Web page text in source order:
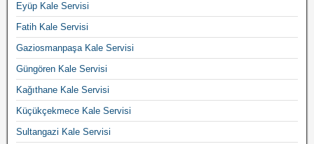
Eyüp Kale Servisi
Fatih Kale Servisi
Gaziosmanpaşa Kale Servisi
Güngören Kale Servisi
Kağıthane Kale Servisi
Küçükçekmece Kale Servisi
Sultangazi Kale Servisi